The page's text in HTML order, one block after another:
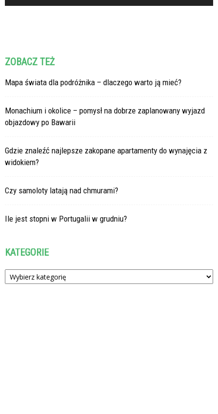
ZOBACZ TEŻ
Mapa świata dla podróżnika – dlaczego warto ją mieć?
Monachium i okolice – pomysł na dobrze zaplanowany wyjazd
objazdowy po Bawarii
Gdzie znaleźć najlepsze zakopane apartamenty do wynajęcia z
widokiem?
Czy samoloty latają nad chmurami?
Ile jest stopni w Portugalii w grudniu?
KATEGORIE
Kategorie